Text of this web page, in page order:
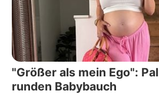
"Größer als mein Ego":
runden Babybauch